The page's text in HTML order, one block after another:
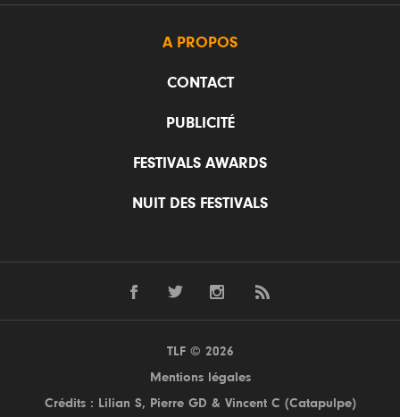
A PROPOS
CONTACT
PUBLICITÉ
FESTIVALS AWARDS
NUIT DES FESTIVALS
TLF © 2026
Mentions légales
Crédits : Lilian S, Pierre GD & Vincent C (Catapulpe)